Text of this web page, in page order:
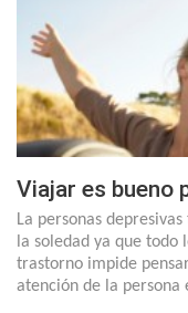
Viajar es bueno
La personas
la soledad ya que todo
trastorno impide
atención de la